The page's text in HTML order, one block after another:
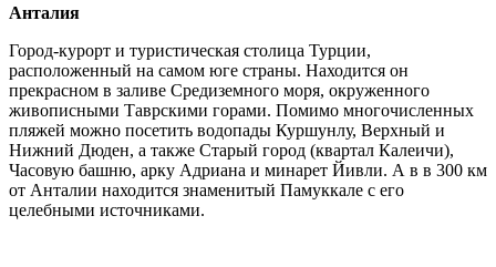
Анталия
Город-курорт и туристическая столица Турции,
расположенный на самом юге страны. Находится он
прекрасном в заливе Средиземного моря, окруженного
живописными Таврскими горами. Помимо многочисленных
пляжей можно посетить водопады Куршунлу, Верхный и
Нижний Дюден, а также Старый город (квартал Калеичи),
Часовую башню, арку Адриана и минарет Йивли. А в в 300 км
от Анталии находится знаменитый Памуккале с его
целебными источниками.